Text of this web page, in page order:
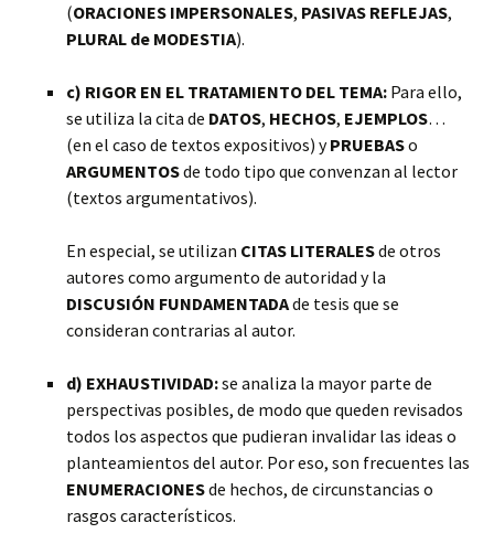
(ORACIONES IMPERSONALES, PASIVAS REFLEJAS,
PLURAL de MODESTIA).
c) RIGOR EN EL TRATAMIENTO DEL TEMA: Para ello,
se utiliza la cita de DATOS, HECHOS, EJEMPLOS…
(en el caso de textos expositivos) yPRUEBASo
ARGUMENTOSde todo tipo que convenzan al lector
(textos argumentativos).
En especial, se utilizan CITAS LITERALESde otros
autores como argumento de autoridad y la
DISCUSIÓN FUNDAMENTADAde tesis que se
consideran contrarias al autor.
d) EXHAUSTIVIDAD:se analiza la mayor parte de
perspectivas posibles, de modo que queden revisados
todos los aspectos que pudieran invalidar las ideas o
planteamientos del autor. Por eso, son frecuentes las
ENUMERACIONESde hechos, de circunstancias o
rasgos característicos.